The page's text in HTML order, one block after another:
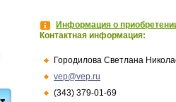
Информация о
Контактная информация:
Городилова Светлана
vep@vep.ru
(343) 379-01-69